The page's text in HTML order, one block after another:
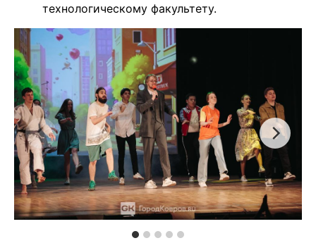
технологическому факультету.